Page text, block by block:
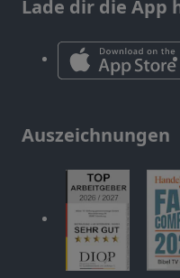
Lade dir die App
Auszeichnungen